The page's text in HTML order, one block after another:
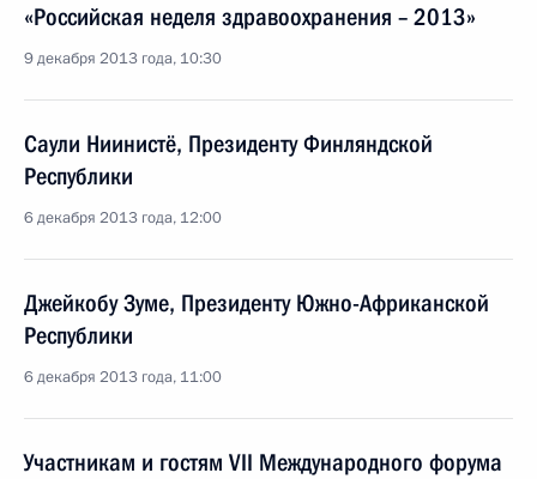
«Российская неделя здравоохранения – 2013»
9 декабря 2013 года, 10:30
Саули Ниинистё, Президенту Финляндской
Республики
6 декабря 2013 года, 12:00
Джейкобу Зуме, Президенту Южно-Африканской
Республики
6 декабря 2013 года, 11:00
Участникам и гостям VII Международного форума